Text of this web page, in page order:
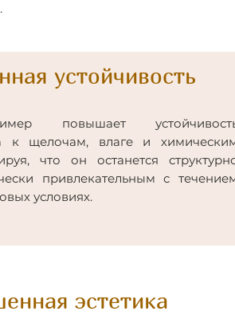
устойчивость
повышает
к щелочам, влаге и
что он останется
привлекательным с
условиях.
эстетика